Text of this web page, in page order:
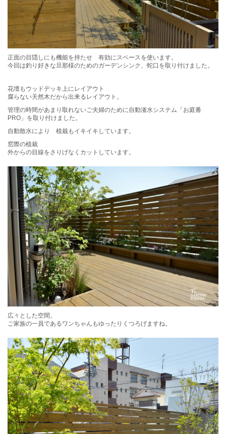
正面の目隠しにも機能を持たせ 有効にスペースを使います。
今回は釣り好きな旦那様のためのガーデンシンク、蛇口を取り付けました。
花壇もウッドデッキ上にレイアウト
腐らない天然木だから出来るレイアウト。
管理の時間があまり取れないご夫婦のために自動潅水システム「お庭番
PRO」を取り付けました。
自動散水により 植栽もイキイキしています。
窓際の植栽
外からの目線をさりげなくカットしています。
広々とした空間。
ご家族の一員であるワンちゃんもゆったりくつろげますね。